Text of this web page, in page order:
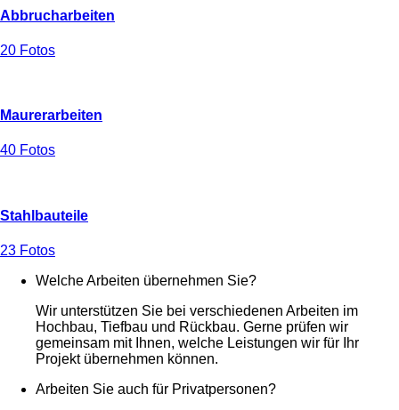
Abbrucharbeiten
20 Fotos
Maurerarbeiten
40 Fotos
Stahlbauteile
23 Fotos
Welche Arbeiten übernehmen Sie?
Wir unterstützen Sie bei verschiedenen Arbeiten im
Hochbau, Tiefbau und Rückbau. Gerne prüfen wir
gemeinsam mit Ihnen, welche Leistungen wir für Ihr
Projekt übernehmen können.
Arbeiten Sie auch für Privatpersonen?